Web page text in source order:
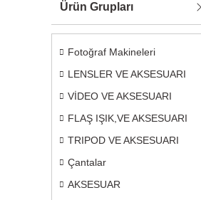
Ürün Grupları
Fotoğraf Makineleri
LENSLER VE AKSESUARI
VİDEO VE AKSESUARI
FLAŞ IŞIK,VE AKSESUARI
TRIPOD VE AKSESUARI
Çantalar
AKSESUAR